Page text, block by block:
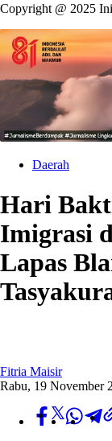
Copyright @ 2025
Daerah
Hari
Imigrasi
Lapas
Fitria Maisir
Rabu, 19 November